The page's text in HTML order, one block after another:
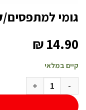
גומי
₪14.90
קיים במלאי
כמות של גומי למתפסים/